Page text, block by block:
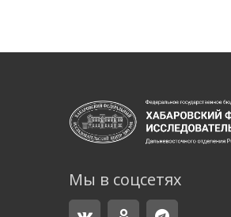
Мы в соцсетях